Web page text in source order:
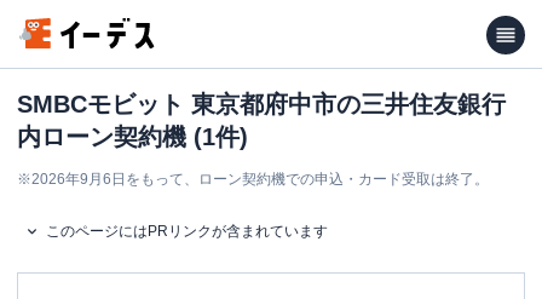
SMBCモビット 東京都府中市の三井住友銀行
内ローン契約機 (1件)
※2026年9月6日をもって、ローン契約機での申込・カード受取は終了。
このページにはPRリンクが含まれています